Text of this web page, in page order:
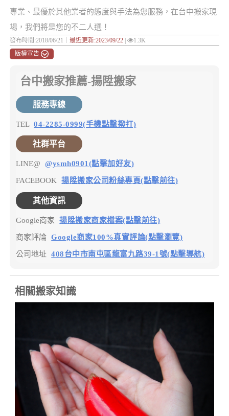
專業、最優於其他業者的態度與手法為您服務，在台中搬家現
場，我們將是您的不二人選！
發布時間:2018/06/21｜ 最近更新:2023/09/22|
1.3K
版權宣告
台中搬家推薦-揚陞搬家
服務專線
TEL 04-2285-0999(手機點擊撥打)
社群平台
LINE@ @ysmh0901(點擊加好友)
FACEBOOK 揚陞搬家公司粉絲專頁(點擊前往)
其他資訊
Google商家 揚陞搬家商家檔案(點擊前往)
商家評論 Google商家100%真實評論(點擊瀏覽)
公司地址 408台中市南屯區龍富九路39-1號(點擊導航)
相關搬家知識